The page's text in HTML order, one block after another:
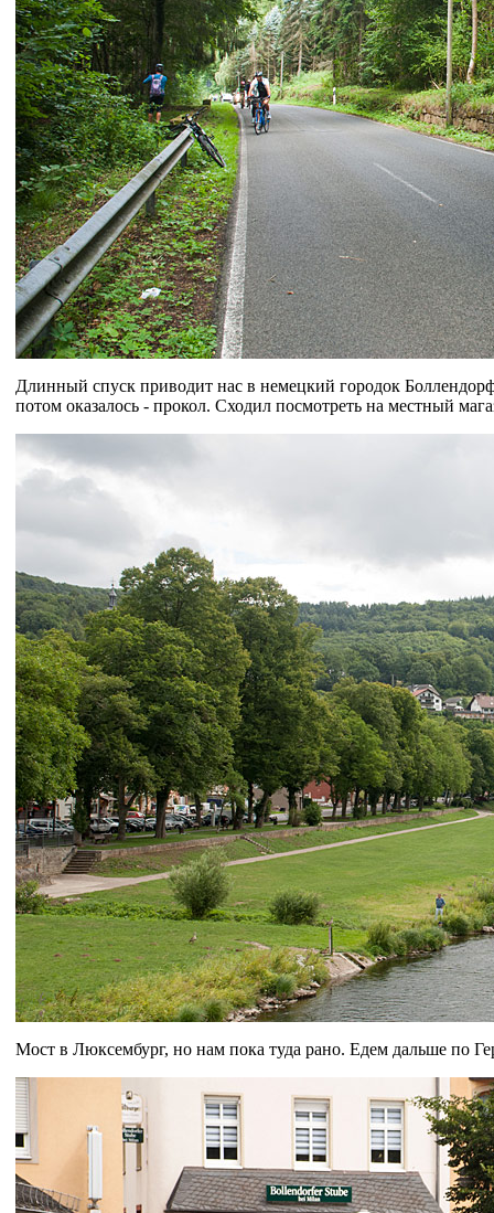
Длинный спуск приводит нас в немецкий городок
потом оказалось - прокол. Сходил посмотреть на местный
Мост в Люксембург, но нам пока туда рано. Едем дальше по